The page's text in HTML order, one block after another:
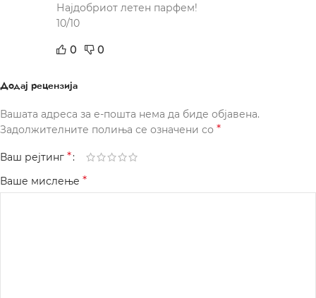
Најдобриот летен парфем!
10/10
0 0
Додај рецензија
Вашата адреса за е-пошта нема да биде објавена.
Задолжителните полиња се означени со *
Ваш рејтинг *
Ваше мислење *